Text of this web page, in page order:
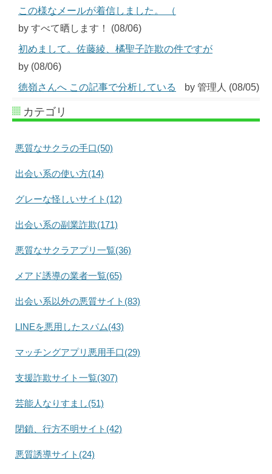
この様なメールが着信しました。 （
by すべて晒します！ (08/06)
初めまして。佐藤綾、橘聖子詐欺の件ですが
by (08/06)
徳嶺さんへ この記事で分析している
by 管理人 (08/05)
カテゴリ
悪質なサクラの手口(50)
出会い系の使い方(14)
グレーな怪しいサイト(12)
出会い系の副業詐欺(171)
悪質なサクラアプリ一覧(36)
メアド誘導の業者一覧(65)
出会い系以外の悪質サイト(83)
LINEを悪用したスパム(43)
マッチングアプリ悪用手口(29)
支援詐欺サイト一覧(307)
芸能人なりすまし(51)
閉鎖、行方不明サイト(42)
悪質誘導サイト(24)